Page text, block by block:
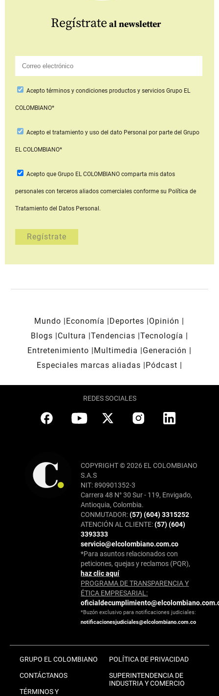
Regístrate al newsletter
Aceptotérminos y condiciones productos y serviciosGrupo EL
COLOMBIANO*
Acepto el tratamiento y uso del dato Personal por parte del Grupo
EL COLOMBIANO*
Acepto que Grupo EL COLOMBIANOcomparta mis datos
personales con terceros aliados comerciales conforme su Política de
Tratamiento del Datos Personal.
Mundo Economía Deportes
Opinión
Blogs
Cultura Tendencias Tecnología
Entretenimiento
Multimedia
Generación
Especiales marcas aliadas
Pódcast
REDES SOCIALES
COPYRIGHT © 2026 EL COLOMBIANO
S.A.S
NIT: 890901352-3
Carrera 48 N° 30 Sur - 119, Envigado,
Antioquia, Colombia.
CONMUTADOR:(57) (604) 3315252
ATENCIÓN AL CLIENTE:(57) (604)
3393333
servicio@elcolombiano.com.co
*Para asuntos relacionados con
peticiones, quejas y reclamos (PQR),
haz clic aquí
PROGRAMA DE TRANSPARENCIA Y
ÉTICA EMPRESARIAL:
*Buzón exclusivo para notificaciones judiciales:
notificacionesjudiciales@elcolombiano.com.co
GRUPO EL COLOMBIANO
CONTÁCTANOS
TÉRMINOS Y
POLÍTICA DE PRIVACIDAD
SUPERINTENDENCIA DE
INDUSTRIA Y COMERCIO